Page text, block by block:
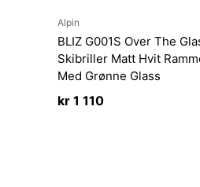
Alpin
BLIZ G001S Over The
Skibriller Matt Hvit
Med Grønne Glass
kr1 110